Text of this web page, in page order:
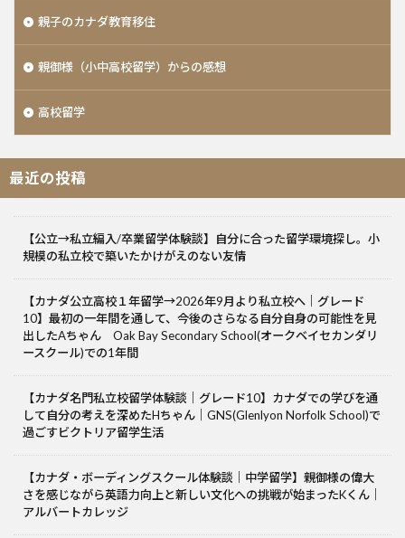
親子のカナダ教育移住
親御様（小中高校留学）からの感想
高校留学
最近の投稿
【公立→私立編入/卒業留学体験談】自分に合った留学環境探し。小
規模の私立校で築いたかけがえのない友情
【カナダ公立高校１年留学→2026年9月より私立校へ｜グレード
10】最初の一年間を通して、今後のさらなる自分自身の可能性を見
出したAちゃん Oak Bay Secondary School(オークベイセカンダリ
ースクール)での1年間
【カナダ名門私立校留学体験談｜グレード10】カナダでの学びを通
して自分の考えを深めたHちゃん｜GNS(Glenlyon Norfolk School)で
過ごすビクトリア留学生活
【カナダ・ボーディングスクール体験談｜中学留学】親御様の偉大
さを感じながら英語力向上と新しい文化への挑戦が始まったKくん｜
アルバートカレッジ